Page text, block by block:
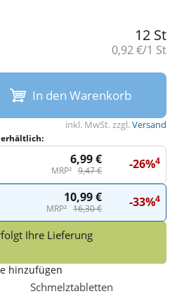
12 St
Grundpreis:
0,92 €/1 St
In den Warenkorb
inkl. MwSt. zzgl.Versand
erhältlich:
6,99 €
MRP² 9,47 € -26%4
10,99 €
MRP² 16,30 € -33%4
Ihre Lieferung
hinzufügen
Schmelztabletten